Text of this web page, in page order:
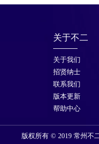
关于不二
关于我们
招贤纳士
联系我们
版本更新
帮助中心
版权所有 © 2019 常州